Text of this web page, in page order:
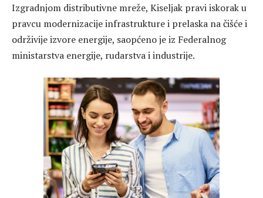
Izgradnjom distributivne mreže, Kiseljak pravi iskorak u
pravcu modernizacije infrastrukture i prelaska na čišće i
održivije izvore energije, saopćeno je iz Federalnog
ministarstva energije, rudarstva i industrije.